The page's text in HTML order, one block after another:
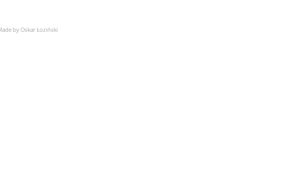
by Oskar Łoziński